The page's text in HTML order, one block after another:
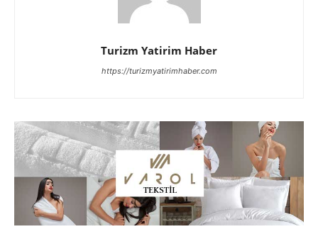
Turizm Yatirim Haber
https://turizmyatirimhaber.com